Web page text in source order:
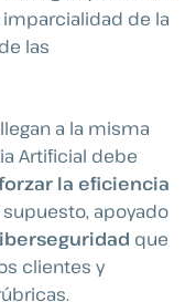
imparcialidad de la
las
a la misma
Artificial debe
la eficiencia
supuesto, apoyado
que
clientes y